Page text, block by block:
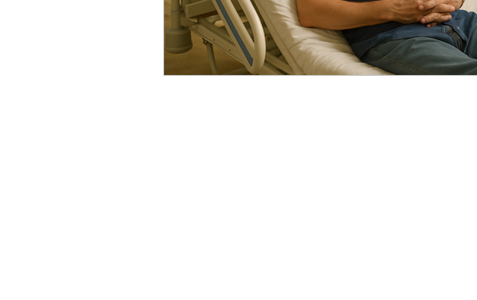
Outubro 2025 Setembro 2025
Junho 2025 Dezembro 2024